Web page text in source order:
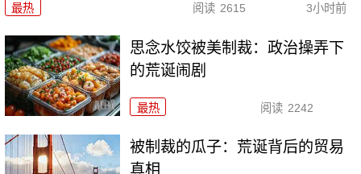
最热 阅读 2615 3小时前
思念水饺被美制裁：政治操弄下
的荒诞闹剧
最热 阅读 2242
被制裁的瓜子：荒诞背后的贸易
真相